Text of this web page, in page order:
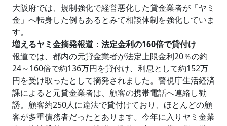
大阪府では、規制強化で経営悪化した貸金業者が「ヤミ
金」へ転身した例もあるとみて相談体制を強化していま
す。
増えるヤミ金摘発報道：法定金利の160倍で貸付け
報道では、都内の元貸金業者が法定上限金利20％の約
24～160倍で約136万円を貸付け、利息として約152万
円を受け取ったとして摘発されました。警視庁生活経済
課によると元貸金業者は、顧客の携帯電話へ連絡し勧
誘。顧客約250人に違法で貸付けており、ほとんどの顧
客が多重債務者だったとあります。今年に入りヤミ金業